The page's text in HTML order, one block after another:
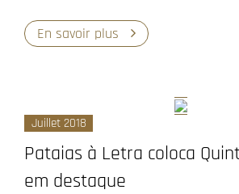
En savoir plus
Juillet 2018
Pataias à Letra coloca
em destaque